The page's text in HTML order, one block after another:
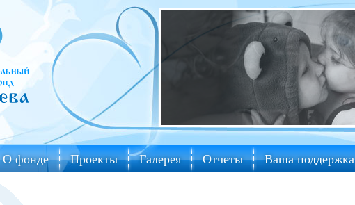
О фонде Проекты Галерея Отчеты Ваша поддержка